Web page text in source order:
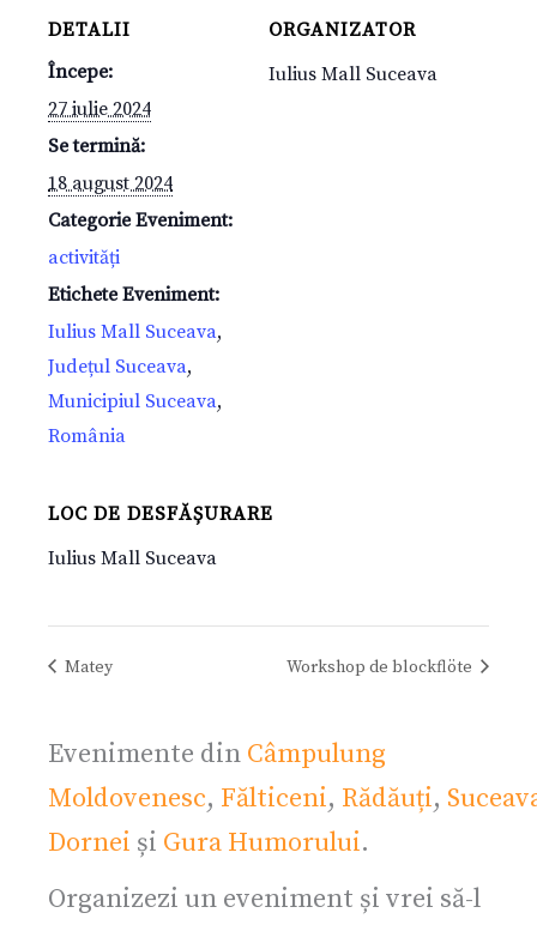
DETALII
Începe:
27 iulie 2024
Se termină:
18 august 2024
Categorie Eveniment:
activități
Etichete Eveniment:
Iulius Mall Suceava,
Județul Suceava,
Municipiul Suceava,
România
ORGANIZATOR
Iulius Mall Suceava
LOC DE DESFĂȘURARE
Iulius Mall Suceava
Matey Workshop de blockflöte
Evenimente din Câmpulung
Moldovenesc, Fălticeni, Rădăuți,
Dornei și Gura Humorului.
Organizezi un eveniment și vrei să-l